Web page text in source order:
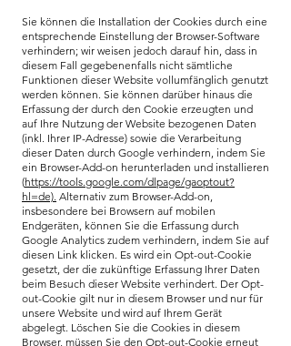
Sie können die Installation der Cookies durch eine
entsprechende Einstellung der Browser-Software
verhindern; wir weisen jedoch darauf hin, dass in
diesem Fall gegebenenfalls nicht sämtliche
Funktionen dieser Website vollumfänglich genutzt
werden können. Sie können darüber hinaus die
Erfassung der durch den Cookie erzeugten und
auf Ihre Nutzung der Website bezogenen Daten
(inkl. Ihrer IP-Adresse) sowie die Verarbeitung
dieser Daten durch Google verhindern, indem Sie
ein Browser-Add-on herunterladen und installieren
(https://tools.google.com/dlpage/gaoptout?
hl=de). Alternativ zum Browser-Add-on,
insbesondere bei Browsern auf mobilen
Endgeräten, können Sie die Erfassung durch
Google Analytics zudem verhindern, indem Sie auf
diesen Link klicken. Es wird ein Opt-out-Cookie
gesetzt, der die zukünftige Erfassung Ihrer Daten
beim Besuch dieser Website verhindert. Der Opt-
out-Cookie gilt nur in diesem Browser und nur für
unsere Website und wird auf Ihrem Gerät
abgelegt. Löschen Sie die Cookies in diesem
Browser, müssen Sie den Opt-out-Cookie erneut